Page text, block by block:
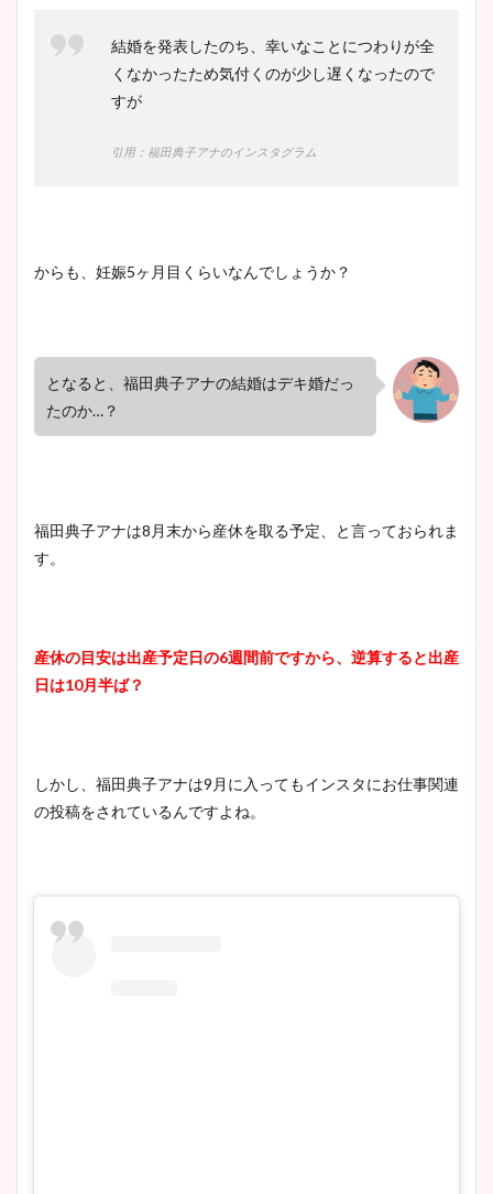
まとめた！
結婚を発表したのち、幸いなことにつわりが全
くなかったため気付くのが少し遅くなったので
すが
引用：福田典子アナのインスタグラム
からも、妊娠5ヶ月目くらいなんでしょうか？
となると、福田典子アナの結婚はデキ婚だっ
たのか…？
福田典子アナは8月末から産休を取る予定、と言っておられま
す。
産休の目安は出産予定日の6週間前ですから、逆算すると出産
日は10月半ば？
しかし、福田典子アナは9月に入ってもインスタにお仕事関連
の投稿をされているんですよね。